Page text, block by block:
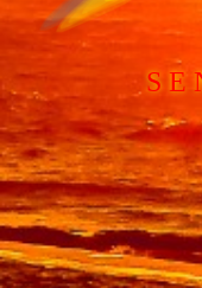
S E